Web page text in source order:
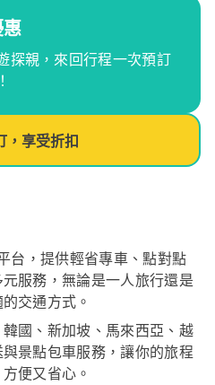
探親，來回行程一次預訂
，享受折扣
，提供輕省專車、點對點
服務，無論是一人旅行還是
交通方式。
國、新加坡、馬來西亞、越
景點包車服務，讓你的旅程
便又省心。